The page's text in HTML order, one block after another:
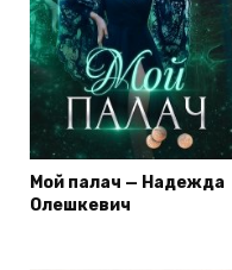
Мой палач — Надежда
Олешкевич